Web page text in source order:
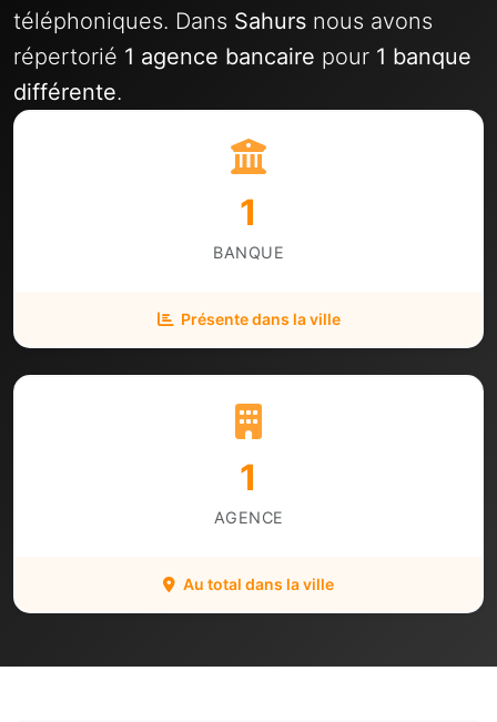
téléphoniques. Dans Sahurs nous avons
répertorié 1 agence bancaire pour 1 banque
différente.
1
BANQUE
Présente dans la ville
1
AGENCE
Au total dans la ville